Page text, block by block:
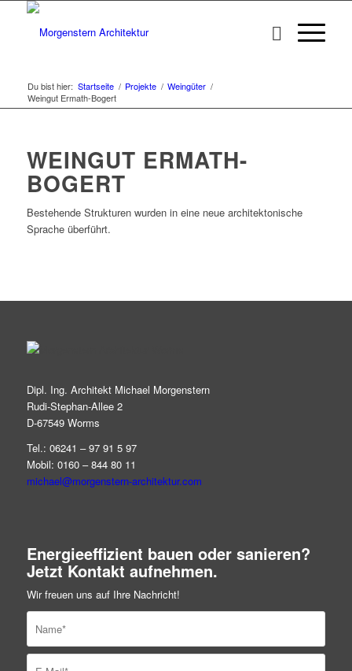
Du bist hier: Startseite / Projekte / Weingüter /
Weingut Ermath-Bogert
WEINGUT ERMATH-
BOGERT
Bestehende Strukturen wurden in eine neue architektonische
Sprache überführt.
Dipl. Ing. Architekt Michael Morgenstern
Rudi-Stephan-Allee 2
D-67549 Worms
Tel.: 06241 – 97 91 5 97
Mobil: 0160 – 844 80 11
michael@morgenstern-architektur.com
Energieeffizient bauen oder sanieren?
Jetzt Kontakt aufnehmen.
Wir freuen uns auf Ihre Nachricht!